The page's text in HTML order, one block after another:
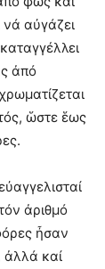
νά αὐγάζει
ἀπό
ὥστε ἕως
ἀριθμό
ἦσαν
ἀλλά καί